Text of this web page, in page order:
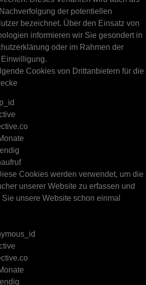
der potentiellen
bezeichnet. Über den Einsatz von
informieren wir Sie gesondert in
oder im Rahmen der
Cookies von Drittanbietern für die
Cookies werden verwendet, um die
unserer Website zu erfassen und
unsere Website schon einmal